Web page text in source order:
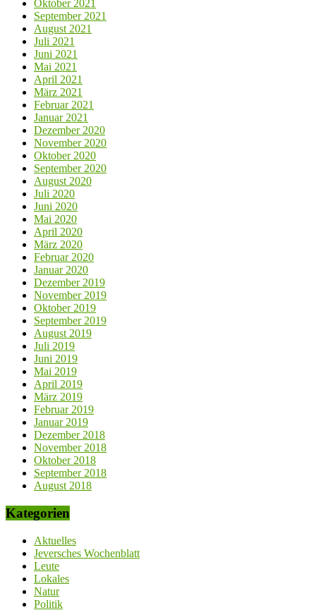
Oktober 2021
September 2021
August 2021
Juli 2021
Juni 2021
Mai 2021
April 2021
März 2021
Februar 2021
Januar 2021
Dezember 2020
November 2020
Oktober 2020
September 2020
August 2020
Juli 2020
Juni 2020
Mai 2020
April 2020
März 2020
Februar 2020
Januar 2020
Dezember 2019
November 2019
Oktober 2019
September 2019
August 2019
Juli 2019
Juni 2019
Mai 2019
April 2019
März 2019
Februar 2019
Januar 2019
Dezember 2018
November 2018
Oktober 2018
September 2018
August 2018
Kategorien
Aktuelles
Jeversches Wochenblatt
Leute
Lokales
Natur
Politik